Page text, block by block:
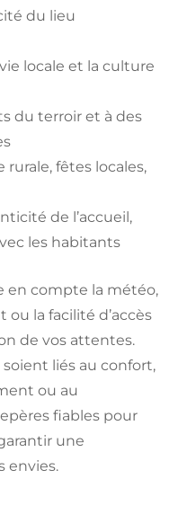
du lieu
locale et la culture
du terroir et à des
rurale, fêtes locales,
de l’accueil,
les habitants
en compte la météo,
la facilité d’accès
de vos attentes.
soient liés au confort,
ou au
fiables pour
une
envies.